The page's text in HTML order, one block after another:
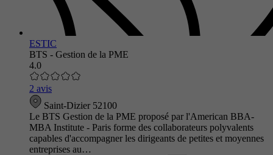
ESTIC
BTS - Gestion de la PME
4.0
2 avis
Saint-Dizier 52100
Le BTS Gestion de la PME proposé par l'American BBA-
MBA Institute - Paris forme des collaborateurs polyvalents
capables d'accompagner les dirigeants de petites et moyennes
entreprises au…